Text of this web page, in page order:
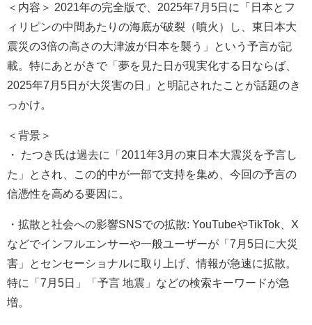
＜内容＞ 2021年の完全版で、2025年7月5日に「日本とフ
ィリピンの中間あたりの海底が破裂（噴火）し、東日本大
震災の3倍の高さの大津波が日本を襲う」という予言が記
載。特にあとがきで「夢を見た日が現実化する日ならば、
2025年7月5日が大災害の日」と明記されたことが話題のき
っかけ。
＜背景＞
・ たつき氏は過去に「2011年3月の東日本大震災を予言し
た」とされ、この的中が一部で支持を集め、今回の予言の
信憑性を高める要因に。
・拡散と社会への影響SNSでの拡散: YouTubeやTikTok、X
などでインフルエンサーや一般ユーザーが「7月5日に大災
害」とセンセーショナルに取り上げ、情報が急速に拡散。
特に「7月5日」「予言 地震」などの検索キーワードが急
増。